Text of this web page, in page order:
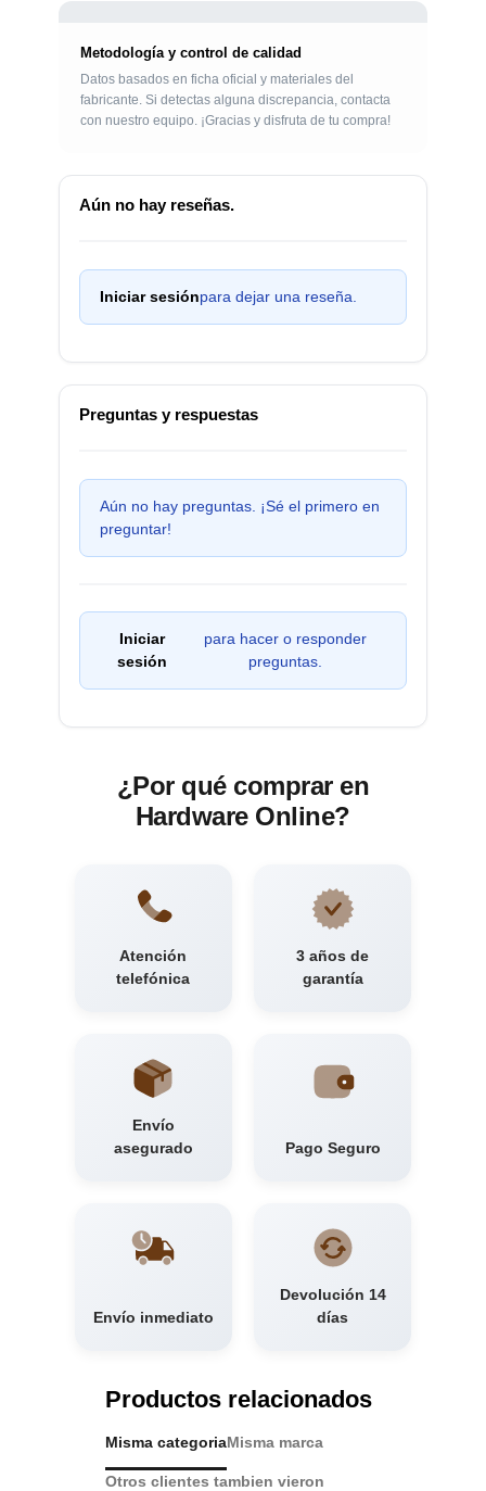
Metodología y control de calidad
Datos basados en ficha oficial y materiales del
fabricante. Si detectas alguna discrepancia, contacta
con nuestro equipo. ¡Gracias y disfruta de tu compra!
Aún no hay reseñas.
Iniciar sesiónpara dejar una reseña.
Preguntas y respuestas
Aún no hay preguntas. ¡Sé el primero en
preguntar!
Iniciar
sesión
para hacer o responder
preguntas.
¿Por qué comprar en
Hardware Online?
Atención
telefónica
3 años de
garantía
Envío
asegurado
Pago Seguro
Envío inmediato
Devolución 14
días
Productos relacionados
Misma categoriaMisma marca
Otros clientes tambien vieron